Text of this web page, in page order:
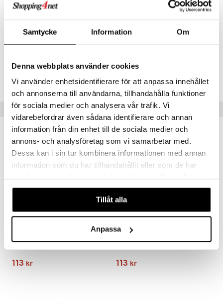
Samtycke Information Om
Denna webbplats använder cookies
Vi använder enhetsidentifierare för att anpassa innehållet
och annonserna till användarna, tillhandahålla funktioner
för sociala medier och analysera vår trafik. Vi
vidarebefordrar även sådana identifierare och annan
information från din enhet till de sociala medier och
annons- och analysföretag som vi samarbetar med.
Dessa kan i sin tur kombinera informationen med annan
information som du har tillhandahållit eller som de har
våra cookies vid fortsatt användande av vår webbplats.
Tillåt alla
Anpassa
*DRI = % av dagligt referensintag
Artikelnr
Lägsta pris senaste 30 dagarna: 60 kr
Tips till dig
NATURENS APOTEK
113 kr
Magnesium
NATURENS APOTEK
113 kr
utan sol